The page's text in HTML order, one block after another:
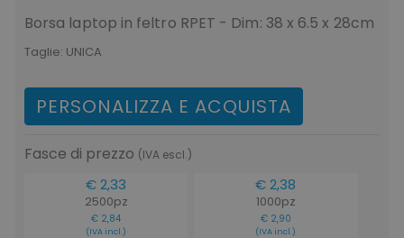
Borsa laptop in feltro RPET - Dim: 38 x 6.5 x 28cm
Taglie: UNICA
PERSONALIZZA E ACQUISTA
Fasce di prezzo (IVA escl.)
€ 2,33
2500pz
€ 2,84
(IVA incl.)
€ 2,38
1000pz
€ 2,90
(IVA incl.)